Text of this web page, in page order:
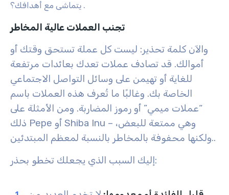
.
تجنب العملات عالية المخاطر
والآن كلمة تحذير: ليست كل عملة تستحق وقتك أو
أموالك. قد تصادف عملات تعدك بعائدات مرتفعة
للغاية أو تهيمن على وسائل التواصل الاجتماعي
الخاصة بك. وغالبًا ما تُعرف هذه العملات باسم
“عملات ميمي” أو رموز المضاربة. ومن الأمثلة على
ذلك Pepe أو Shiba Inu – وهي ممتعة للبعض،
ولكنها محفوفة بالمخاطر بالنسبة لمعظم المبتدئين..
إليك السبب الذي يجعلك تخطو بحذر: